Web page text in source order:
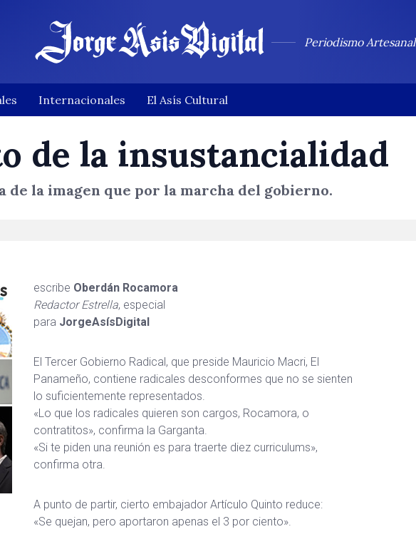
Periodismo Artesanal
Internacionales El Asís Cultural
de la insustancialidad
de la imagen que por la marcha del gobierno.
escribe Oberdán Rocamora
Redactor Estrella, especial
para JorgeAsísDigital
El Tercer Gobierno Radical, que preside Mauricio Macri, El
Panameño, contiene radicales desconformes que no se sienten
lo suficientemente representados.
«Lo que los radicales quieren son cargos, Rocamora, o
contratitos», confirma la Garganta.
«Si te piden una reunión es para traerte diez curriculums»,
confirma otra.
A punto de partir, cierto embajador Artículo Quinto reduce:
«Se quejan, pero aportaron apenas el 3 por ciento».